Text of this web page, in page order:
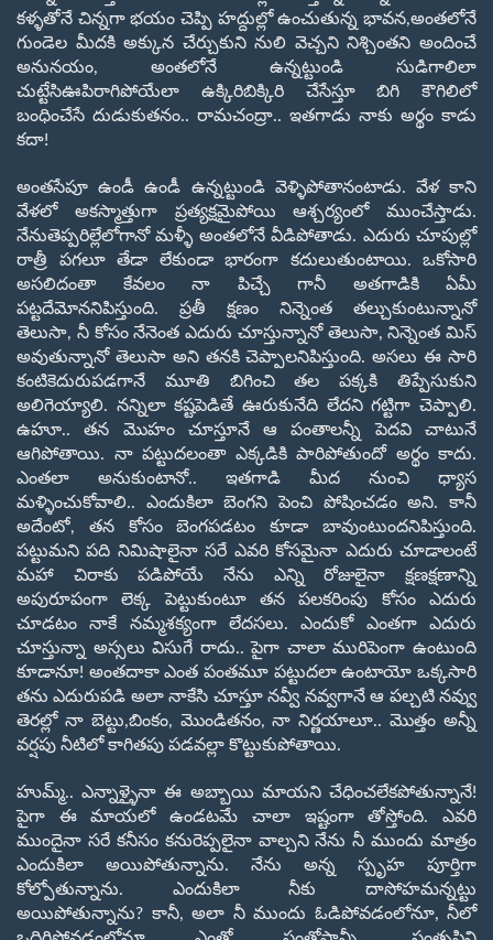
కళ్ళతోనే చిన్నగా భయం చెప్పి హద్దుల్లో ఉంచుతున్న భావన,అంతలోనే
గుండెల మీదకి అక్కున చేర్చుకుని నులి వెచ్చని నిశ్చింతని అందించే
అనునయం, అంతలోనే ఉన్నట్టుండి సుడిగాలిలా
చుట్టేసిఊపిరాగిపోయేలా ఉక్కిరిబిక్కిరి చేసేస్తూ బిగి కౌగిలిలో
బంధించేసే దుడుకుతనం.. రామచంద్రా.. ఇతగాడు నాకు అర్థం కాడు
కదా!
అంతసేపూ ఉండీ ఉండీ ఉన్నట్టుండి వెళ్ళిపోతానంటాడు. వేళ కాని
వేళలో
అకస్మాత్తుగా ప్రత్యక్షమైపోయి ఆశ్చర్యంలో ముంచేస్తాడు.
నేనుతెప్పరిల్లేలోగానో మళ్ళీ అంతలోనే వీడిపోతాడు. ఎదురు చూపుల్లో
రాత్రీ పగలూ
తేడా లేకుండా భారంగా కదులుతుంటాయి. ఒకోసారి
అసలిదంతా కేవలం నా పిచ్చే గానీ
అతగాడికి ఏమీ
పట్టదేమోననిపిస్తుంది. ప్రతీ క్షణం నిన్నెంత తల్చుకుంటున్నానో
తెలుసా, నీ కోసం నేనెంత ఎదురు చూస్తున్నానో తెలుసా,నిన్నెంత మిస్
అవుతున్నానో తెలుసా అని తనకి చెప్పాలనిపిస్తుంది. అసలు ఈ సారి
కంటికెదురుపడగానే మూతి బిగించి తల పక్కకి తిప్పేసుకుని
అలిగెయ్యాలి. నన్నిలా కష్టపెడితే ఊరుకునేది లేదని గట్టిగా చెప్పాలి.
ఉహూ.. తన మొహం చూస్తూనే ఆ
పంతాలన్నీ పెదవి చాటునే
ఆగిపోతాయి. నా పట్టుదలంతా ఎక్కడికి పారిపోతుందో అర్థం కాదు.
ఎంతలా అనుకుంటానో.. ఇతగాడి మీద నుంచి ధ్యాస
మళ్ళించుకోవాలి..
ఎందుకిలా బెంగని పెంచి పోషించడం అని. కానీ
అదేంటో, తన కోసం బెంగపడటం కూడా
బావుంటుందనిపిస్తుంది.
పట్టుమని పది నిమిషాలైనా సరే ఎవరి కోసమైనా ఎదురు చూడాలంటే
మహా చిరాకు పడిపోయే నేను ఎన్ని రోజులైనా క్షణక్షణాన్ని
అపురూపంగా లెక్క
పెట్టుకుంటూ తన పలకరింపు కోసం ఎదురు
చూడటం నాకే నమ్మశక్యంగా లేదసలు.
ఎందుకో
ఎంతగా ఎదురు
చూస్తున్నా అస్సలు విసుగే రాదు.. పైగా చాలా మురిపెంగా ఉంటుంది
కూడానూ! అంతదాకా ఎంత పంతమూ పట్టుదలా ఉంటాయో ఒక్కసారి
తను ఎదురుపడి అలా నాకేసి చూస్తూ నవ్వీ నవ్వగానే ఆ పల్చటి నవ్వు
తెరల్లో నా బెట్టు,బింకం, మొండితనం,నా నిర్ణయాలూ.. మొత్తం అన్నీ
వర్షపు నీటిలో కాగితపు పడవల్లా కొట్టుకుపోతాయి.
హుమ్మ్.. ఎన్నాళ్ళైనా ఈ అబ్బాయి మాయని చేధించలేకపోతున్నానే!
పైగా ఈ
మాయలో ఉండటమే చాలా ఇష్టంగా తోస్తోంది. ఎవరి
ముందైనా సరే కనీసం కనురెప్పలైనా వాల్చని నేను నీ ముందు మాత్రం
ఎందుకిలా అయిపోతున్నాను. నేను అన్న స్పృహ
పూర్తిగా
కోల్పోతున్నాను. ఎందుకిలా నీకు దాసోహమన్నట్టు
అయిపోతున్నాను? కానీ, అలా నీ ముందు ఓడిపోవడంలోనూ, నీలో